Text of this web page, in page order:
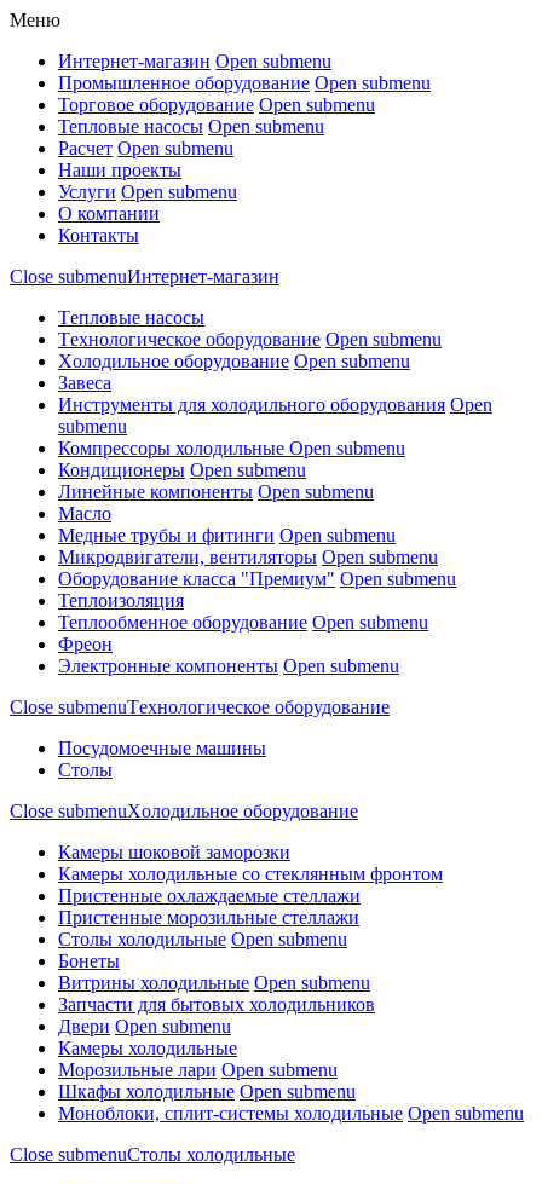
Меню
Интернет-магазин Open submenu
Промышленное оборудование Open submenu
Торговое оборудование Open submenu
Тепловые насосы Open submenu
Расчет Open submenu
Наши проекты
Услуги Open submenu
О компании
Контакты
Close submenuИнтернет-магазин
Tепловые насосы
Tехнологическое оборудование Open submenu
Xолодильное оборудование Open submenu
Завеса
Инструменты для холодильного оборудования Open
submenu
Компрессоры холодильные Open submenu
Кондиционеры Open submenu
Линейные компоненты Open submenu
Масло
Медные трубы и фитинги Open submenu
Микродвигатели, вентиляторы Open submenu
Оборудование класса "Премиум" Open submenu
Теплоизоляция
Теплообменное оборудование Open submenu
Фреон
Электронные компоненты Open submenu
Close submenuTехнологическое оборудование
Посудомоечные машины
Столы
Close submenuXолодильное оборудование
Камеры шоковой заморозки
Камеры холодильные со стеклянным фронтом
Пристенные охлаждаемые стеллажи
Пристенные морозильные стеллажи
Столы холодильные Open submenu
Бонеты
Витрины холодильные Open submenu
Запчасти для бытовых холодильников
Двери Open submenu
Камеры холодильные
Морозильные лари Open submenu
Шкафы холодильные Open submenu
Моноблоки, сплит-системы холодильные Open submenu
Close submenuСтолы холодильные